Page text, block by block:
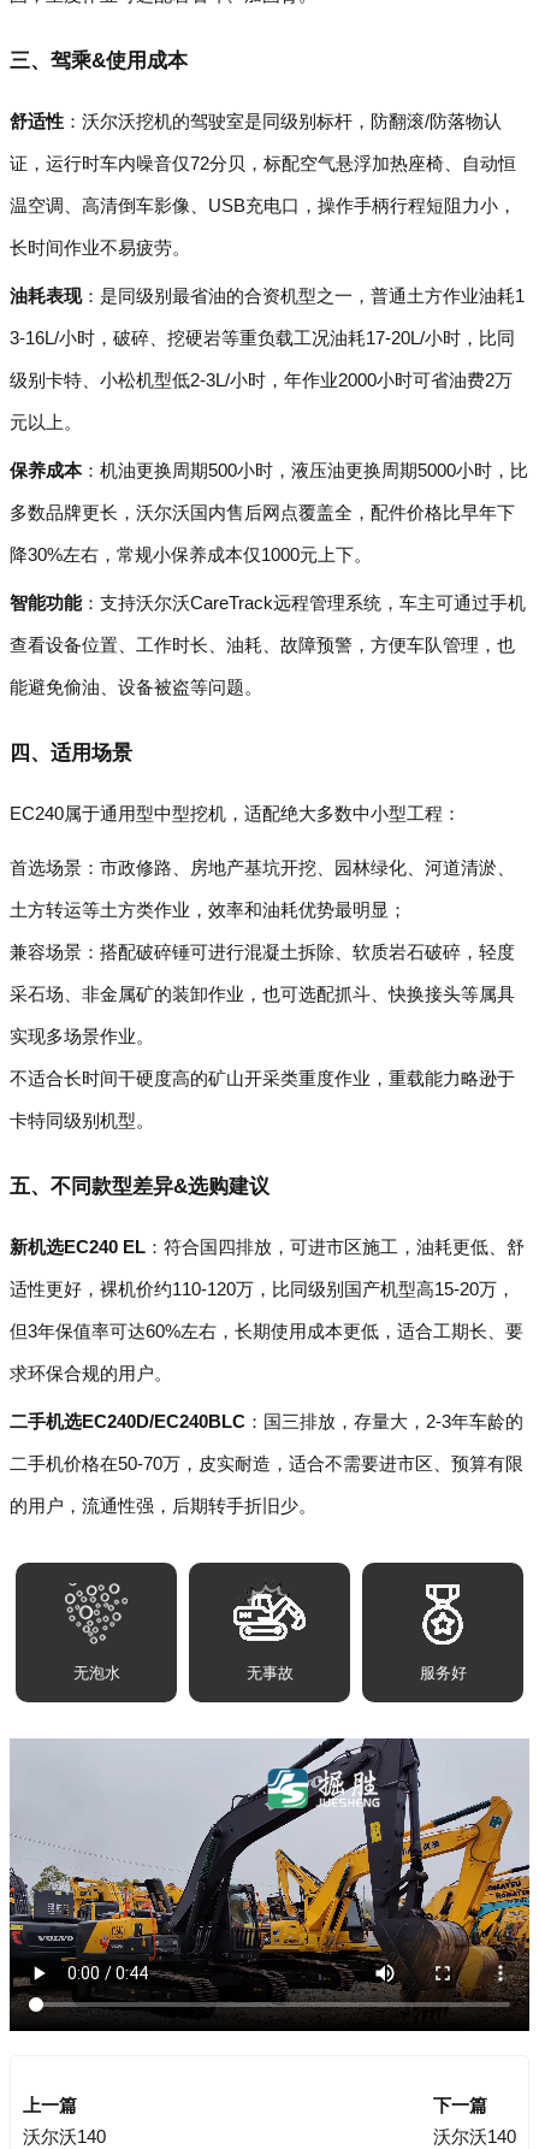
三、驾乘&使用成本
舒适性 ：沃尔沃挖机的驾驶室是同级别标杆，防翻滚/防落物认
证，运行时车内噪音仅72分贝，标配空气悬浮加热座椅、自动恒
温空调、高清倒车影像、USB充电口，操作手柄行程短阻力小，
长时间作业不易疲劳。
油耗表现：是同级别最省油的合资机型之一，普通土方作业油耗1
3-16L/小时，破碎、挖硬岩等重负载工况油耗17-20L/小时，比同
级别卡特、小松机型低2-3L/小时，年作业2000小时可省油费2万
元以上。
保养成本：机油更换周期500小时，液压油更换周期5000小时，比
多数品牌更长，沃尔沃国内售后网点覆盖全，配件价格比早年下
降30%左右，常规小保养成本仅1000元上下。
智能功能：支持沃尔沃CareTrack远程管理系统，车主可通过手机
查看设备位置、工作时长、油耗、故障预警，方便车队管理，也
能避免偷油、设备被盗等问题。
四、适用场景
EC240属于通用型中型挖机，适配绝大多数中小型工程：
首选场景：市政修路、房地产基坑开挖、园林绿化、河道清淤、
土方转运等土方类作业，效率和油耗优势最明显；
兼容场景：搭配破碎锤可进行混凝土拆除、软质岩石破碎，轻度
采石场、非金属矿的装卸作业，也可选配抓斗、快换接头等属具
实现多场景作业。
不适合长时间干硬度高的矿山开采类重度作业，重载能力略逊于
卡特同级别机型。
五、不同款型差异&选购建议
新机选EC240 EL ：符合国四排放，可进市区施工，油耗更低、舒
适性更好，裸机价约110-120万，比同级别国产机型高15-20万，
但3年保值率可达60%左右，长期使用成本更低，适合工期长、要
求环保合规的用户。
二手机选EC240D/EC240BLC ：国三排放，存量大，2-3年车龄的
二手机价格在50-70万，皮实耐造，适合不需要进市区、预算有限
的用户，流通性强，后期转手折旧少。
无泡水 无事故 服务好
上一篇
沃尔沃140
下一篇
沃尔沃140